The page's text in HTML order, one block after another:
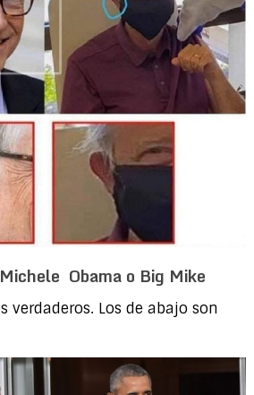
Obama o Big Mike
verdaderos. Los de abajo son